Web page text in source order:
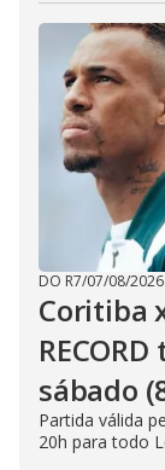
DO R7/07/08/2026
Coritiba
sábado
Partida válida
20h para todo